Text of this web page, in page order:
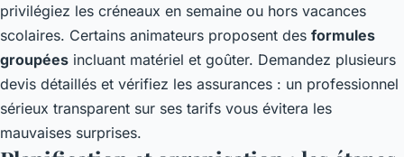
privilégiez les créneaux en semaine ou hors vacances
scolaires. Certains animateurs proposent des formules
groupées incluant matériel et goûter. Demandez plusieurs
devis détaillés et vérifiez les assurances : un professionnel
sérieux transparent sur ses tarifs vous évitera les
mauvaises surprises.